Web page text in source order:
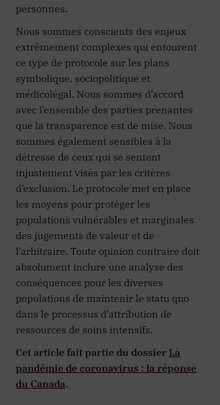
personnes.
Nous sommes conscients des enjeux
extrêmement complexes qui entourent
ce type de protocole sur les plans
symbolique, sociopolitique et
médicolégal. Nous sommes d’accord
avec l’ensemble des parties prenantes
que la transparence est de mise. Nous
sommes également sensibles à la
détresse de ceux qui se sentent
injustement visés par les critères
d’exclusion. Le protocole met en place
les moyens pour protéger les
populations vulnérables et marginales
des jugements de valeur et de
l’arbitraire. Toute opinion contraire doit
absolument inclure une analyse des
conséquences pour les diverses
populations de maintenir le statu quo
dans le processus d’attribution de
ressources de soins intensifs.
Cet article fait partie du dossier La
pandémie de coronavirus : la réponse
du Canada.